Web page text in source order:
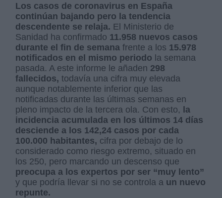
Los casos de coronavirus en España
continúan bajando pero la tendencia
descendente se relaja. El Ministerio de
Sanidad ha confirmado 11.958 nuevos casos
durante el fin de semana frente a los 15.978
notificados en el mismo periodo la semana
pasada. A este informe le añaden 298
fallecidos, todavía una cifra muy elevada
aunque notablemente inferior que las
notificadas durante las últimas semanas en
pleno impacto de la tercera ola. Con esto, la
incidencia acumulada en los últimos 14 días
desciende a los 142,24 casos por cada
100.000 habitantes, cifra por debajo de lo
considerado como riesgo extremo, situado en
los 250, pero marcando un descenso que
preocupa a los expertos por ser “muy lento”
y que podría llevar si no se controla a un nuevo
repunte.